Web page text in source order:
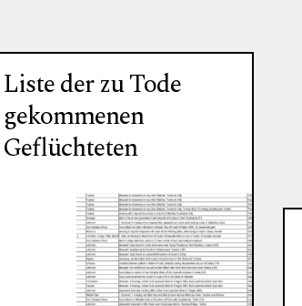
Liste der zu Tode
gekommenen
Geflüchteten